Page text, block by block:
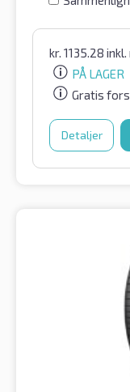
kr. 1135.28
PÅ LAGER
Gratis
Detaljer